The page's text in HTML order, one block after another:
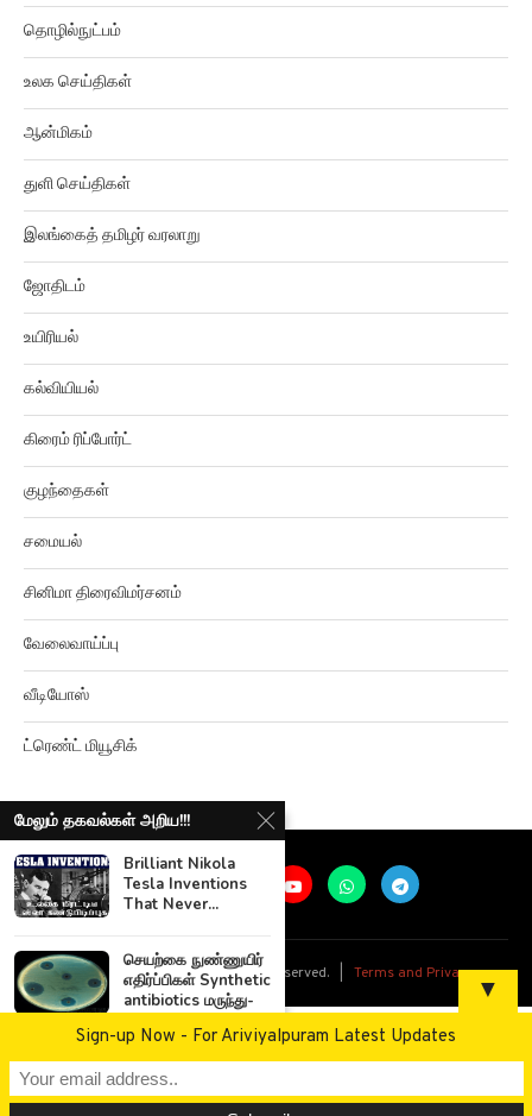
தொழில்நுட்பம்
உலக செய்திகள்
ஆன்மிகம்
துளி செய்திகள்
இலங்கைத் தமிழர் வரலாறு
ஜோதிடம்
உயிரியல்
கல்வியியல்
கிரைம் ரிப்போர்ட்
குழந்தைகள்
சமையல்
சினிமா திரைவிமர்சனம்
வேலைவாய்ப்பு
வீடியோஸ்
ட்ரெண்ட் மியூசிக்
@2026Ariviyalpuram. All rights reserved. |
மேலும் தகவல்கள் அறிய!!!
Brilliant Nikola
Tesla Inventions
That Never...
செயற்கை நுண்ணுயிர்
எதிர்ப்பிகள் Synthetic
antibiotics மருந்து-
தமிழ்நாட்டை நோக்கி
மேலும் இரண்டு புயல்!!!
▼
Sign-up Now - For Ariviyalpuram Latest Updates